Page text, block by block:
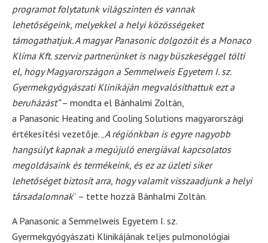
programot folytatunk világszinten és vannak
lehetőségeink, melyekkel a helyi közösségeket
támogathatjuk. A magyar Panasonic dolgozóit és a Monaco
Klíma Kft. szerviz partnerünket is nagy büszkeséggel tölti
el, hogy Magyarországon a Semmelweis Egyetem I. sz.
Gyermekgyógyászati Klinikáján megvalósíthattuk ezt a
beruházást”– mondta el Bánhalmi Zoltán,
a Panasonic Heating and Cooling Solutions magyarországi
értékesítési vezetője. „A régiónkban is egyre nagyobb
hangsúlyt kapnak a megújuló energiával kapcsolatos
megoldásaink és termékeink, és ez az üzleti siker
lehetőséget biztosít arra, hogy valamit visszaadjunk a helyi
társadalomnak” – tette hozzá Bánhalmi Zoltán.
A Panasonic a Semmelweis Egyetem I. sz.
Gyermekgyógyászati Klinikájának teljes pulmonológiai